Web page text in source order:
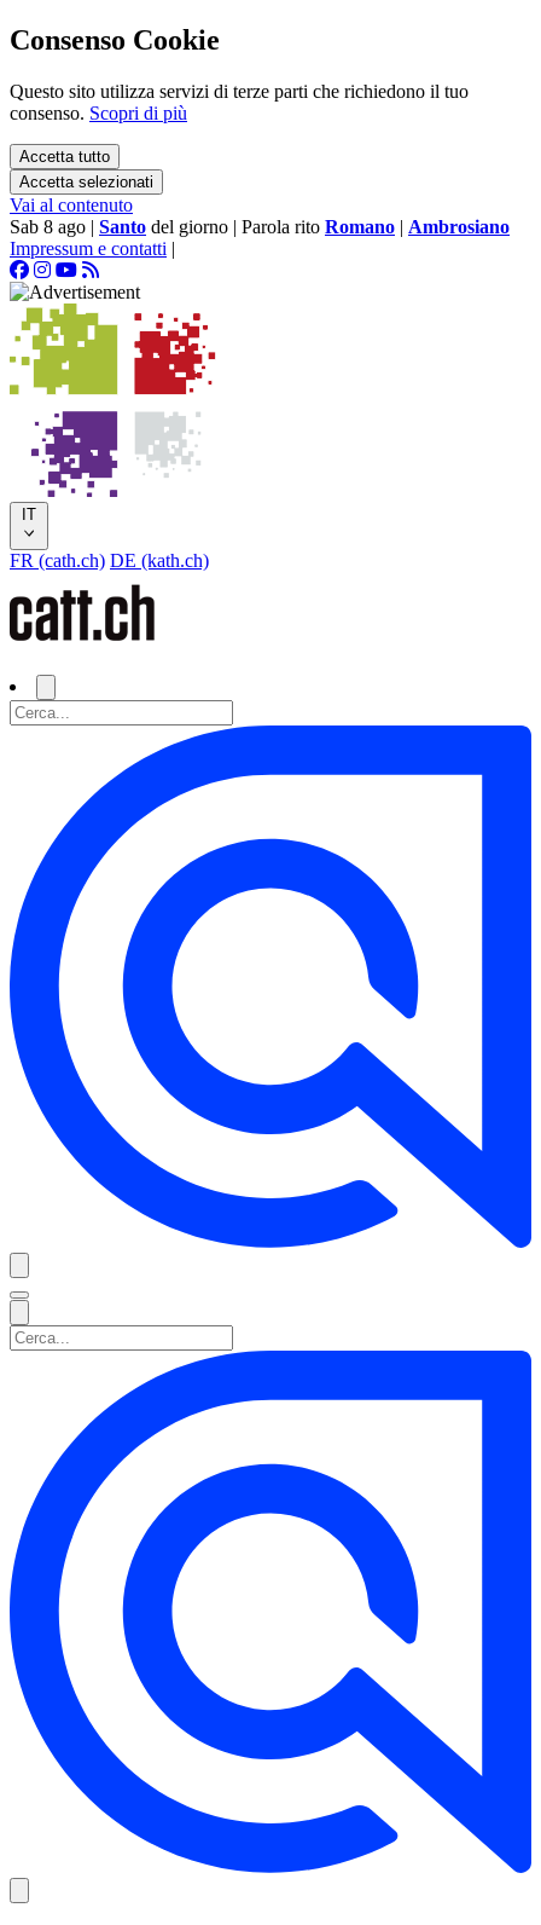
Consenso Cookie
Questo sito utilizza servizi di terze parti che richiedono il tuo
consenso. Scopri di più
Accetta tutto
Accetta selezionati
Vai al contenuto
Sab 8 ago | Santo del giorno | Parola rito Romano | Ambrosiano
Impressum e contatti |
IT
FR (cath.ch) DE (kath.ch)